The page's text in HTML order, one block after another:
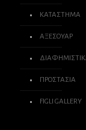
ΚΑΤΑΣΤΗΜΑ
ΑΞΕΣΟΥΑΡ
ΠΡΟΣΤΑΣΙΑ
FIGLI GALLERY